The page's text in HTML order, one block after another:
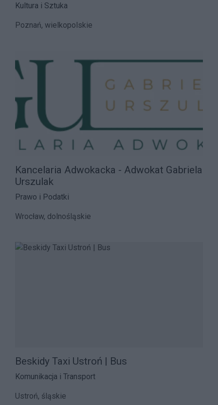
Kultura i Sztuka
Poznań, wielkopolskie
Kancelaria Adwokacka - Adwokat Gabriela
Urszulak
Prawo i Podatki
Wrocław, dolnośląskie
Beskidy Taxi Ustroń | Bus
Komunikacja i Transport
Ustroń, śląskie